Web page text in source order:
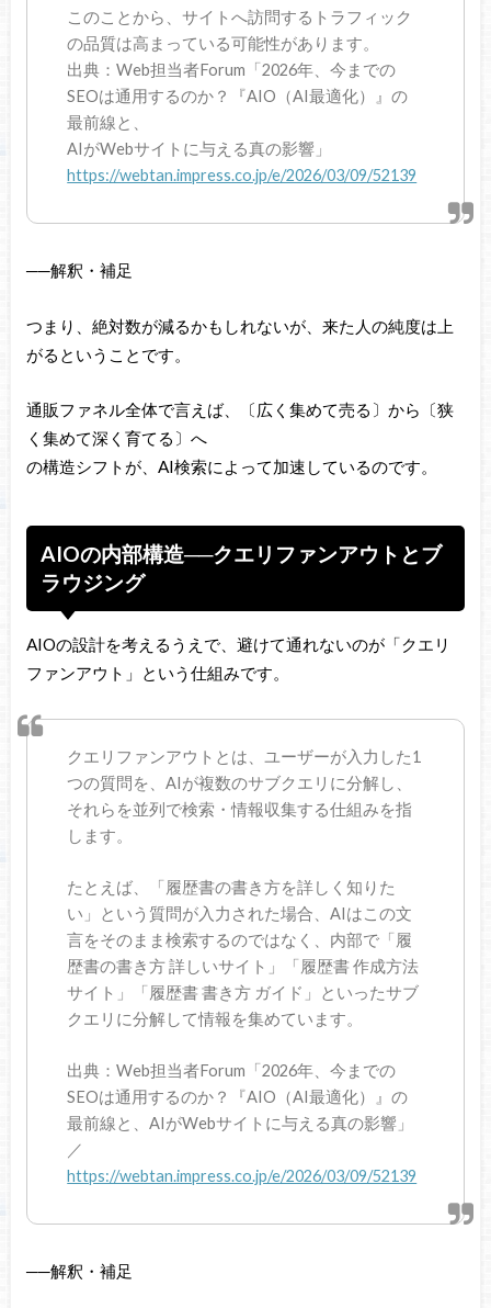
このことから、サイトへ訪問するトラフィック
の品質は高まっている可能性があります。
出典：Web担当者Forum「2026年、今までの
SEOは通用するのか？『AIO（AI最適化）』の
最前線と、
AIがWebサイトに与える真の影響」
https://webtan.impress.co.jp/e/2026/03/09/52139
──解釈・補足
つまり、絶対数が減るかもしれないが、来た人の純度は上
がるということです。
通販ファネル全体で言えば、〔広く集めて売る〕から〔狭
く集めて深く育てる〕へ
の構造シフトが、AI検索によって加速しているのです。
AIOの内部構造──クエリファンアウトとブ
ラウジング
AIOの設計を考えるうえで、避けて通れないのが「クエリ
ファンアウト」という仕組みです。
クエリファンアウトとは、ユーザーが入力した1
つの質問を、AIが複数のサブクエリに分解し、
それらを並列で検索・情報収集する仕組みを指
します。
たとえば、「履歴書の書き方を詳しく知りた
い」という質問が入力された場合、AIはこの文
言をそのまま検索するのではなく、内部で「履
歴書の書き方 詳しいサイト」「履歴書 作成方法
サイト」「履歴書 書き方 ガイド」といったサブ
クエリに分解して情報を集めています。
出典：Web担当者Forum「2026年、今までの
SEOは通用するのか？『AIO（AI最適化）』の
最前線と、AIがWebサイトに与える真の影響」
／
https://webtan.impress.co.jp/e/2026/03/09/52139
──解釈・補足